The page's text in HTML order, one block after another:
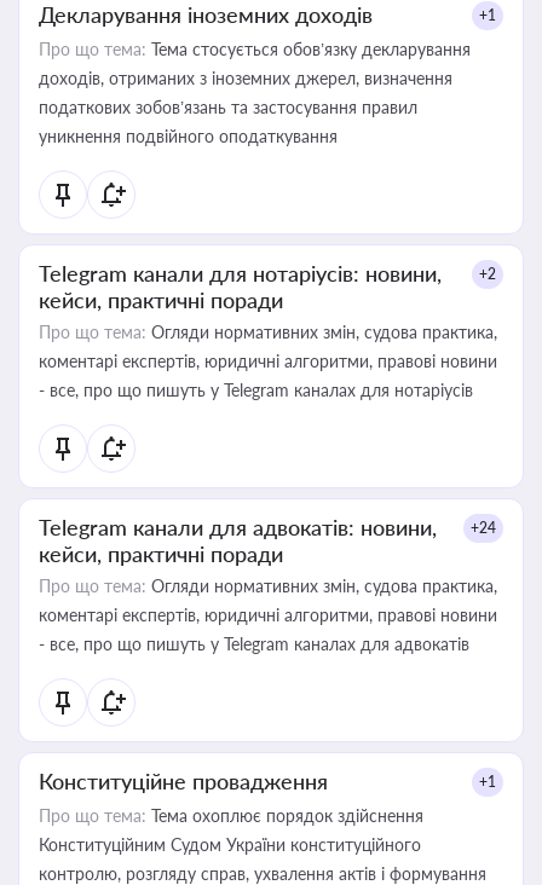
Декларування іноземних доходів +1
Про що тема: Тема стосується обов’язку декларування
доходів, отриманих з іноземних джерел, визначення
податкових зобов’язань та застосування правил
уникнення подвійного оподаткування
Telegram канали для нотаріусів: новини,
кейси, практичні поради
+2
Про що тема: Огляди нормативних змін, судова практика,
коментарі експертів, юридичні алгоритми, правові новини
- все, про що пишуть у Telegram каналах для нотаріусів
Telegram канали для адвокатів: новини,
кейси, практичні поради
+24
Про що тема: Огляди нормативних змін, судова практика,
коментарі експертів, юридичні алгоритми, правові новини
- все, про що пишуть у Telegram каналах для адвокатів
Конституційне провадження +1
Про що тема: Тема охоплює порядок здійснення
Конституційним Судом України конституційного
контролю, розгляду справ, ухвалення актів і формування